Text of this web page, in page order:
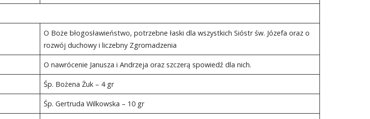
O Boże błogosławieństwo, potrzebne łaski dla wszystkich Sióstr św. Józefa oraz o
rozwój duchowy i liczebny Zgromadzenia
O nawrócenie Janusza i Andrzeja oraz szczerą spowiedź dla nich.
Śp. Bożena Żuk – 4 gr
Śp. Gertruda Wilkowska – 10 gr